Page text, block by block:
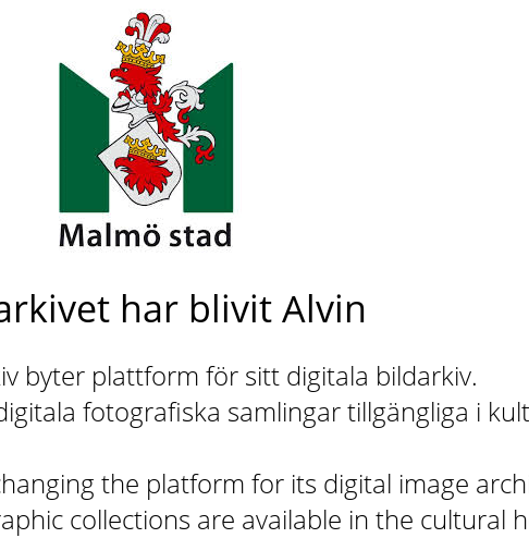
har blivit Alvin
byter plattform för sitt digitala bildarkiv.
fotografiska samlingar tillgängliga i
the platform for its digital image
collections are available in the cultural